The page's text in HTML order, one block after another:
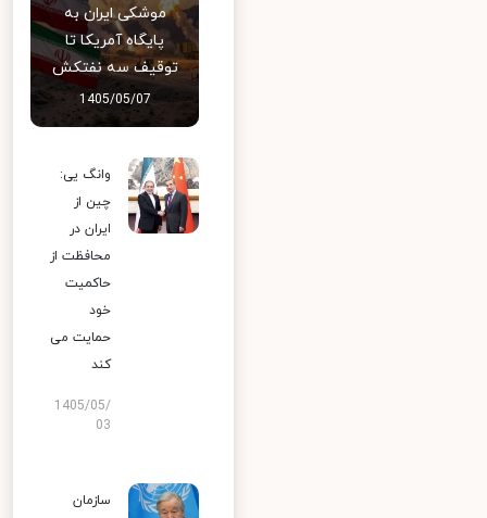
موشکی ایران به
پایگاه آمریکا تا
توقیف سه نفتکش
1405/05/07
وانگ یی:
چین از
ایران در
محافظت از
حاکمیت
خود
حمایت می
کند
1405/05/
03
سازمان